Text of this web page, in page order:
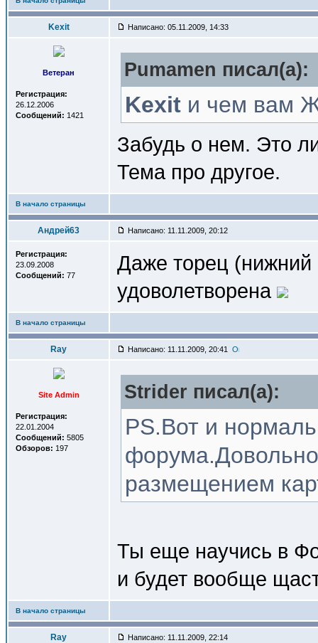
Kexit Написано: 05.11.2009, 14:33
Ветеран
Регистрация:
26.12.2006
Сообщений: 1421
Pumamen писал(a):
Kexit и чем вам
Забудь о нем. Это
Тема про другое.
В начало страницы
Андрей63 Написано: 11.11.2009, 20:12
Регистрация:
23.09.2008
Сообщений: 77
Даже торец (нижний
удоволетворена
В начало страницы
Ray Написано: 11.11.2009, 20:41
Site Admin
Регистрация:
22.01.2004
Сообщений: 5805
Обзоров: 197
Strider писал(a):
PS.Вот и
размещением
Ты еще научись в
и будет вообще
В начало страницы
Ray Написано: 11.11.2009, 22:14